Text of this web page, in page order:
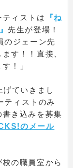
ィストは
『ね
先生が登場！
のジェーン先
す！！直接、
！」
ていきまし
ティストのみ
き込みを募集
のメール
の職員室から